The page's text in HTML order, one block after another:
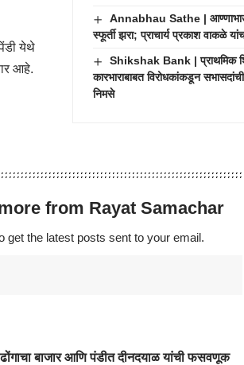
Annabhau Sathe | आण्णाभाऊ
स्फूर्ती झरा; प्राचार्य प्रकाश वाकळे
Shikshak Bank | प्राथमिक
कारभाराबाबत विरोधकांकडून
निमसे
येथे
आहे.
from Rayat Samachar
get the latest posts sent to your email.
बाजार आणि पंडीत दीनदयाळ यांची फसवणूक